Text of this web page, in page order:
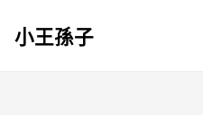
小王孫子